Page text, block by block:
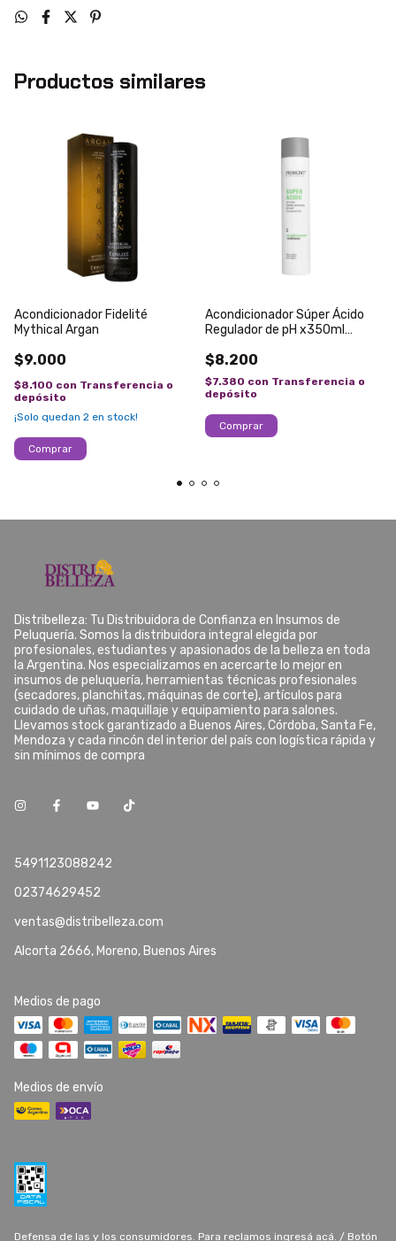
Productos similares
Acondicionador Fidelité
Mythical Argan
$9.000
$8.100 con Transferencia o
depósito
¡Solo quedan 2 en stock!
Comprar
Acondicionador Súper Ácido
Regulador de pH x350ml
$8.200
$7.380 con Transferencia o
depósito
Distribelleza: Tu Distribuidora de Confianza en Insumos de
Peluquería. Somos la distribuidora integral elegida por
profesionales, estudiantes y apasionados de la belleza en toda
la Argentina. Nos especializamos en acercarte lo mejor en
insumos de peluquería, herramientas técnicas profesionales
(secadores, planchitas, máquinas de corte), artículos para
cuidado de uñas, maquillaje y equipamiento para salones.
Llevamos stock garantizado a Buenos Aires, Córdoba, Santa Fe,
Mendoza y cada rincón del interior del país con logística rápida y
sin mínimos de compra
5491123088242
02374629452
ventas@distribelleza.com
Alcorta 2666, Moreno, Buenos Aires
Medios de pago
Medios de envío
Defensa de las y los consumidores. Para reclamos ingresá acá. / Botón